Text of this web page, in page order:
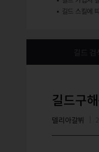
길드 스킬에
길드구
델리아갈뷔